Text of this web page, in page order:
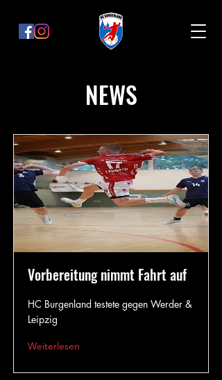
NEWS
Vorbereitung nimmt Fahrt auf
HC Burgenland testete gegen Werder &
Leipzig
Weiterlesen